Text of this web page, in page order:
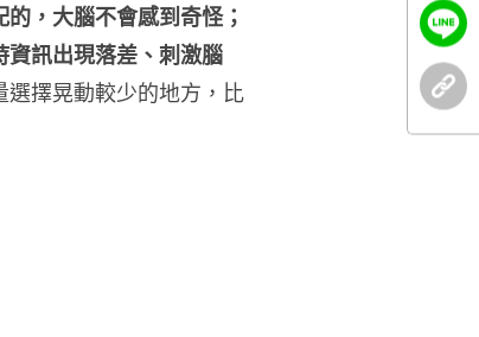
，大腦不會感到奇怪；
資訊出現落差、刺激腦
選擇晃動較少的地方，比